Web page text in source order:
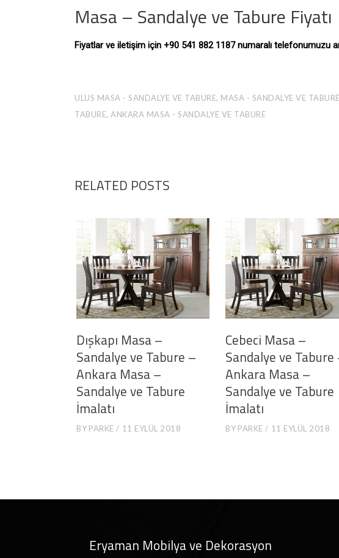
Masa – Sandalye ve Tabure Fiyatı
Fiyatlar ve iletişim için +90 541 882 1187 numaralı telefonumuzu
ULUS MASA - SANDALYE VE TABURE, MASA - SANDALYE VE
TABURE, ANKARA MASA - SANDALYE VE TABURE
RELATED POSTS
Dışkapı Masa –
Sandalye ve Tabure –
Ankara Masa –
Sandalye ve Tabure
İmalatı
BY PARKE 11 EYLÜL 2018
Cebeci Masa –
Sandalye ve Tabure
Ankara Masa –
Sandalye ve Tabure
İmalatı
BY PARKE 11 EYLÜL 2018
Eryaman Mobilya ve Dekorasyon